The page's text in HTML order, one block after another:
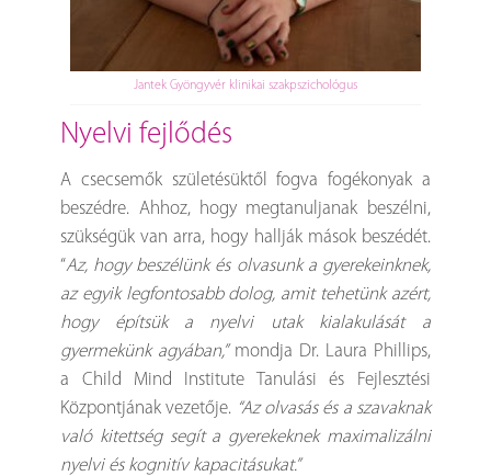
Jantek Gyöngyvér klinikai szakpszichológus
nyelvi fejlődés
A csecsemők születésüktől fogva fogékonyak a
beszédre. Ahhoz, hogy megtanuljanak beszélni,
szükségük van arra, hogy hallják mások beszédét.
“Az, hogy beszélünk és olvasunk a gyerekeinknek,
az egyik legfontosabb dolog, amit tehetünk azért,
hogy építsük a nyelvi utak kialakulását a
gyermekünk agyában,”mondja Dr. Laura Phillips,
a Child Mind Institute Tanulási és Fejlesztési
Központjának vezetője. “Az olvasás és a szavaknak
való kitettség segít a gyerekeknek maximalizálni
nyelvi és kognitív kapacitásukat.”